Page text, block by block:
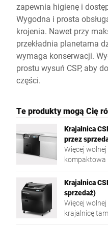
zapewnia higienę i
Wygodna i prosta
krojenia. Nawet przy
przekładnia planetarna
wymaga konserwacji.
prostu wysuń CSP, aby
części.
Te produkty mogą Cię
Krajalnica
przez
Więcej
kompaktowa
aranżacją
należy ją po
Wydajność
kromek /
bez
Krajalnica
sprzedaż)
Więcej
krajalnicę